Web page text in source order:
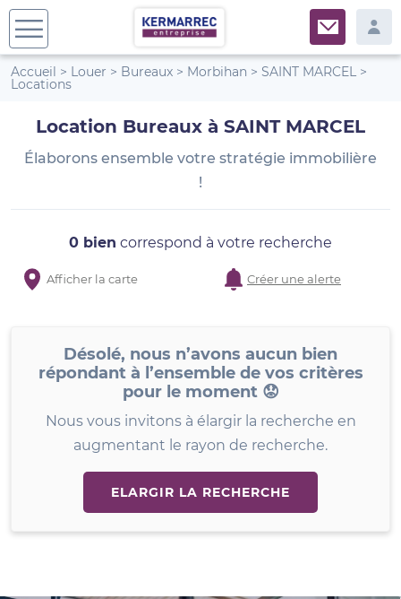
Accueil > Louer > Bureaux > Morbihan > SAINT MARCEL >
Locations
Location Bureaux à SAINT MARCEL
Élaborons ensemble votre stratégie immobilière
!
0 bien correspond à votre recherche
Afficher la carte Créer une alerte
Désolé, nous n’avons aucun bien
répondant à l’ensemble de vos critères
pour le moment 😟
Nous vous invitons à élargir la recherche en
augmentant le rayon de recherche.
ELARGIR LA RECHERCHE